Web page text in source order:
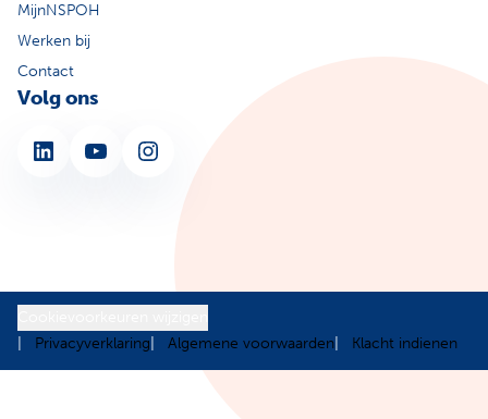
MijnNSPOH
Werken bij
Contact
Volg ons
LinkedIn YouTube Instagram
Privacyverklaring
Algemene voorwaarden Klacht indienen